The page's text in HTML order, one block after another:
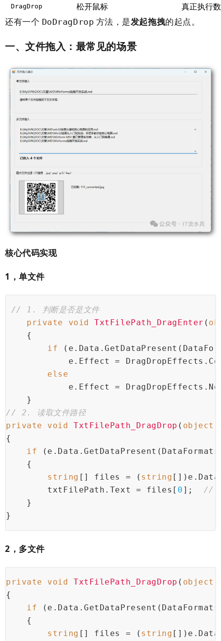
DragDrop 松开鼠标
真正执行
还有一个 DoDragDrop 方法，是发起拖拽的起点。
一、文件拖入：最常见的场景
核心代码实现
1，单文件
// 1. 判断是否是文件
private
void TxtFilePath_DragEnter (
{
if
e.Effect =
else
e.Effect =
}
// 2. 读取文件路径
private
void TxtFilePath_DragDrop ( object
{
if
{
string [] files = ( string
txtFilePath.Text = files[ 0 ]; //
}
}
2，多文件
private void TxtFilePath_DragDrop ( object
{
if
{
string [] files = ( string